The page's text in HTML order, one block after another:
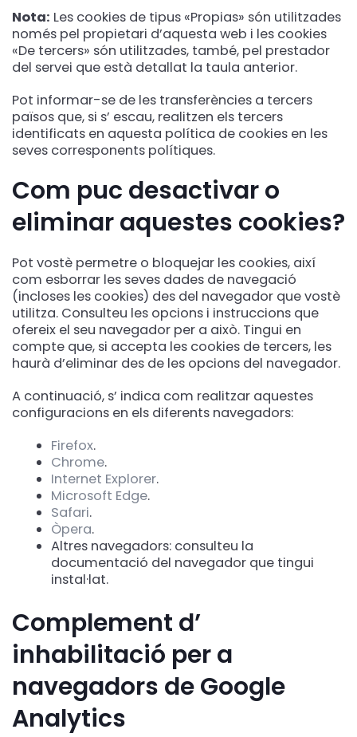
Nota: Les cookies de tipus «Propias» són utilitzades
només pel propietari d’aquesta web i les cookies
«De tercers» són utilitzades, també, pel prestador
del servei que està detallat la taula anterior.
Pot informar-se de les transferències a tercers
països que, si s’ escau, realitzen els tercers
identificats en aquesta política de cookies en les
seves corresponents polítiques.
Com puc desactivar o
eliminar aquestes cookies?
Pot vostè permetre o bloquejar les cookies, així
com esborrar les seves dades de navegació
(incloses les cookies) des del navegador que vostè
utilitza. Consulteu les opcions i instruccions que
ofereix el seu navegador per a això. Tingui en
compte que, si accepta les cookies de tercers, les
haurà d’eliminar des de les opcions del navegador.
A continuació, s’ indica com realitzar aquestes
configuracions en els diferents navegadors:
Firefox.
Chrome.
Internet Explorer.
Microsoft Edge.
Safari.
Òpera.
Altres navegadors: consulteu la
documentació del navegador que tingui
instal·lat.
Complement d’
inhabilitació per a
navegadors de Google
Analytics